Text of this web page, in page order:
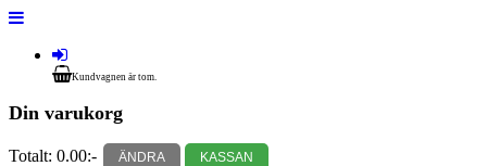
Kundvagnen är tom.
Din varukorg
Totalt: 0.00:- ÄNDRA KASSAN